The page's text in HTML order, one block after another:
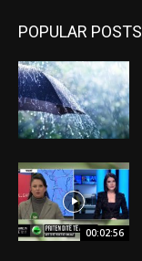
POPULAR POSTS
00:02:56